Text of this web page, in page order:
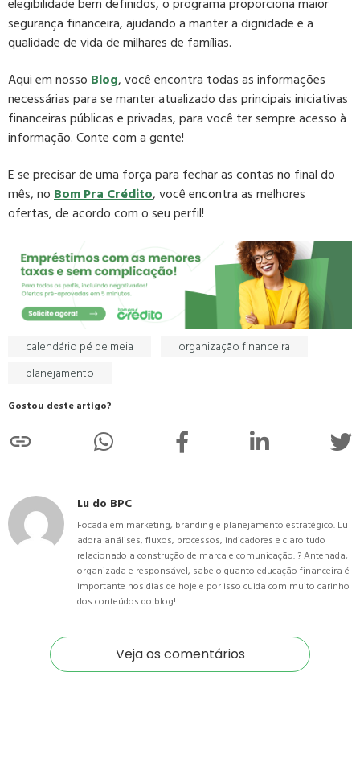
segurança financeira, ajudando a manter a dignidade e a
qualidade de vida de milhares de famílias.
Aqui em nossoBlog, você encontra todas as informações
necessárias para se manter atualizado das principais iniciativas
financeiras públicas e privadas, para você ter sempre acesso à
informação. Conte com a gente!
E se precisar de uma força para fechar as contas no final do
mês, noBom Pra Crédito, você encontra as melhores
ofertas, de acordo com o seu perfil!
Gostou deste artigo?
calendário pé de meia
organização financeira
planejamento
Lu do BPC
Focada em marketing, branding e planejamento estratégico. Lu
adora análises, fluxos, processos, indicadores e claro tudo
relacionado a construção de marca e comunicação. ? Antenada,
organizada e responsável, sabe o quanto educação financeira é
importante nos dias de hoje e por isso cuida com muito carinho
dos conteúdos do blog!
Veja os comentários